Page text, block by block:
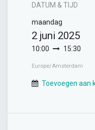
DATUM & TIJD
maandag
2 juni 2025
10:00 15:30
Europe/Amsterdam
Toevoegen aan